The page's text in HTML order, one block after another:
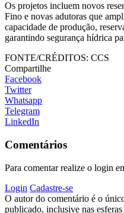
Os projetos incluem novos
Fino e novas adutoras que
capacidade de produção,
garantindo segurança hídrica
FONTE/CRÉDITOS: CCS
Compartilhe
Facebook
Twitter
Whatsapp
Telegram
LinkedIn
Comentários
Para comentar realize o login
Login Cadastre-se
O autor do comentário é o
publicado, inclusive nas